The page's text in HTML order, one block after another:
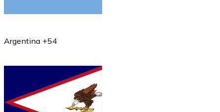
Argentina +54